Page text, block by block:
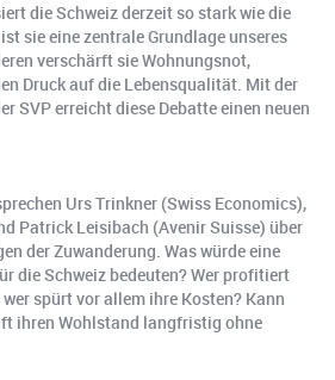
die Schweiz derzeit so stark wie die
sie eine zentrale Grundlage unseres
verschärft sie Wohnungsnot,
Druck auf die Lebensqualität. Mit der
SVP erreicht diese Debatte einen neuen
Urs Trinkner (Swiss Economics),
Patrick Leisibach (Avenir Suisse) über
der Zuwanderung. Was würde eine
die Schweiz bedeuten? Wer profitiert
spürt vor allem ihre Kosten? Kann
ihren Wohlstand langfristig ohne